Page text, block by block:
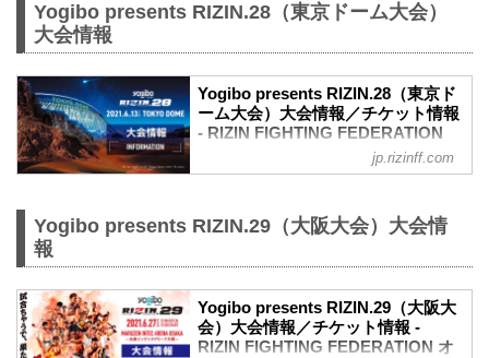
東京ドームで開催されるYogibo presents
阪で開催されるYogibo presents RIZIN.29
に出場する選手たちの公開練習を、
17LIVEで生配信することが決定！
公開練習の様子はRIZIN FF イチナナ公式
アカウントから生配信され、選手への質
疑応答も行われる予定だ！選手への質疑
応答の際には、ライブ配信中に寄せられ
も…！？
Yogibo presents RIZIN.28（東京ドーム大会）
大会情報
Yogibo presents RIZIN.28（東京ド
ーム大会）大会情報／チケット情報
- RIZIN FIGHTING FEDERATION
のお知らせ
席→A席に変更となりました。
客様には当日差額をご返金致します。恐
れ入りますが入場時にお近くの係員にお
申し出下さいますよう、お願い致しま
jp.rizinff.com
Yogibo presents RIZIN.29（大阪大会）大会情
報
Yogibo presents RIZIN.29（大阪大
会）大会情報／チケット情報 -
RIZIN FIGHTING FEDERATION オ